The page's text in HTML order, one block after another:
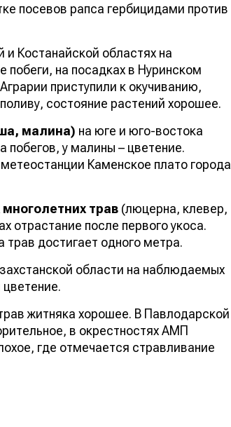
посевов рапса гербицидами против
Костанайской областях на
побеги, на посадках в Нуринском
приступили к окучиванию,
состояние растений хорошее.
малина) на юге и юго-востока
у малины – цветение.
Каменское плато города
многолетних трав (люцерна, клевер,
отрастание после первого укоса.
достигает одного метра.
области на наблюдаемых
житняка хорошее. В Павлодарской
в окрестностях АМП
где отмечается стравливание